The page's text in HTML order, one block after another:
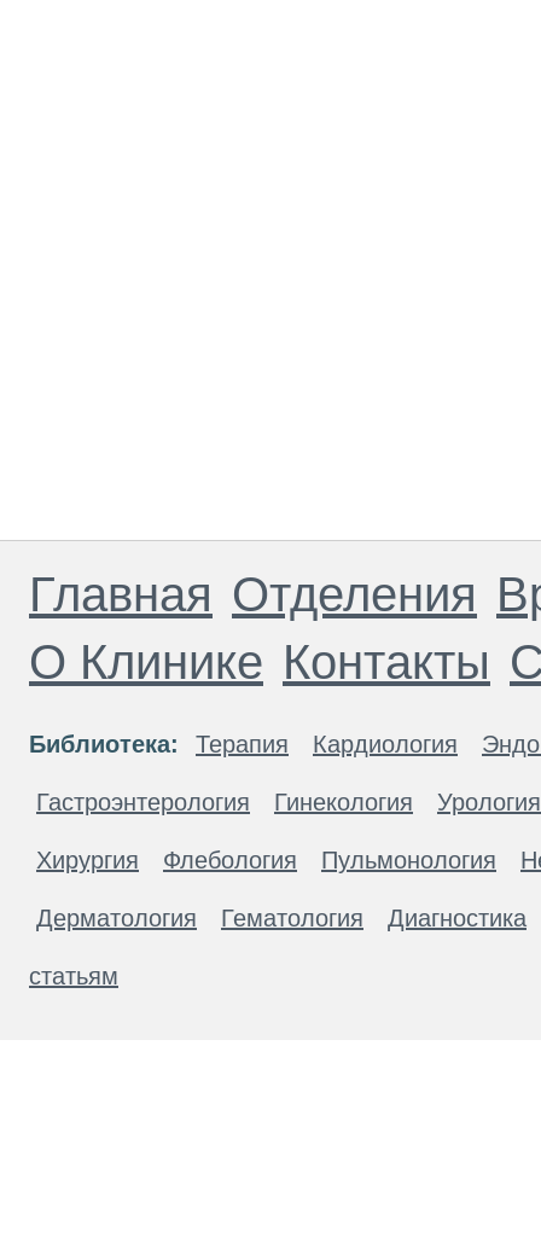
Главная Отделения
О Клинике Контакты
Библиотека: Терапия Кардиология
Гастроэнтерология Гинекология Урология
Хирургия Флебология Пульмонология
Дерматология Гематология Диагностика
статьям